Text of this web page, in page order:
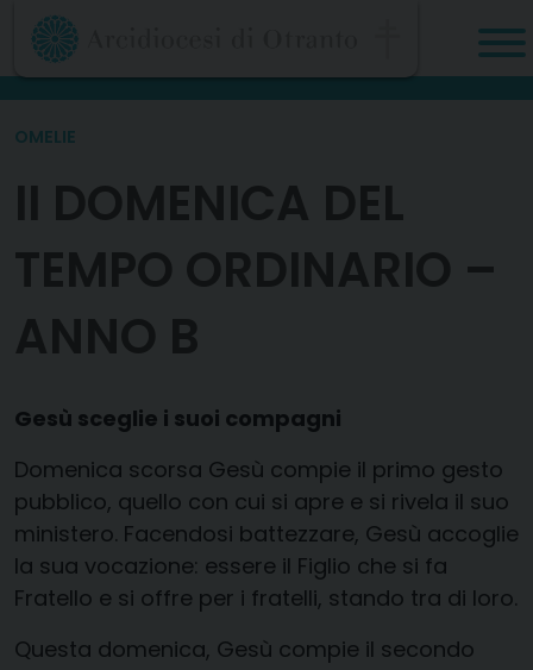
Skip
content
OMELIE
II DOMENICA DEL
TEMPO ORDINARIO –
ANNO B
Gesù sceglie i suoi compagni
Domenica scorsa Gesù compie il primo gesto
pubblico, quello con cui si apre e si rivela il suo
ministero. Facendosi battezzare, Gesù accoglie
la sua vocazione: essere il Figlio che si fa
Fratello e si offre per i fratelli, stando tra di loro.
Questa domenica, Gesù compie il secondo